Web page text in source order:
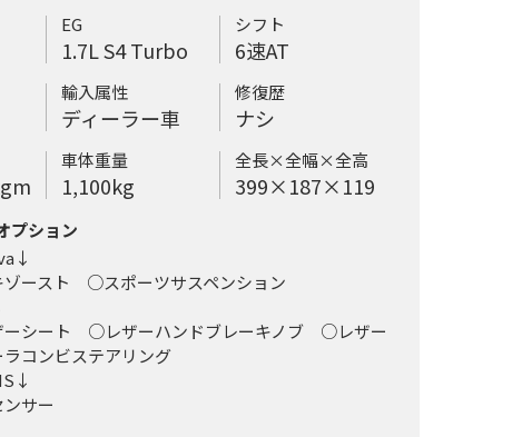
きの乾式6速TCT（2ペダルダブルクラッチシステム）はフルスロッ
は130ms。シフトアップ時にはミスファイアルングシステムでター
、下から突き抜けるような鋭い回転フィールを味わえます。オルガ
く、足に吸い付くようなソリッドなフィーリング。
EG
1.7L S4 Turbo
シフト
6速AT
輸入属性
ディーラー車
修復歴
ナシ
車体重量
1,100kg
全長×全幅×全高
399×187×119
プション
ゾースト ○スポーツサスペンション
ーシート ○レザーハンドブレーキノブ ○レザー
コンビステアリング
ンサー